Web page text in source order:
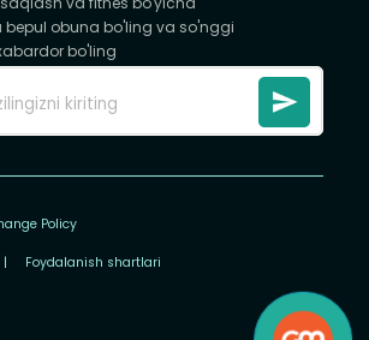
obuna bo'ling va so'nggi
bo'ling
Policy
| Foydalanish shartlari